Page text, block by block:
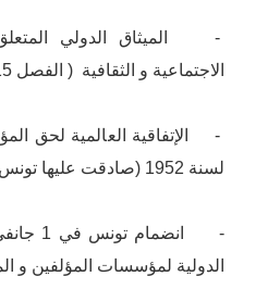
- الميثاق الدولي المتعلق
الاجتماعية و الثقافية ( الفصل 15 – الفقرة 1 – ج ) .
- الإتفاقية العالمية لحق
لسنة 1952 (صادقت عليها تونس في 03 مارس 1969).
الدولية لمؤسسات المؤلفين و